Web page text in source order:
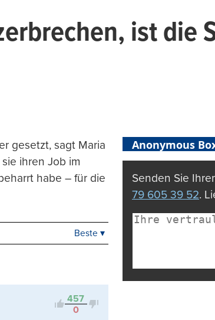
ist die
gesetzt, sagt Maria
ihren Job im
habe – für die
Kontrovers
Beste ▾
457
0
Anonymous
Senden Sie
79 605 39 52.